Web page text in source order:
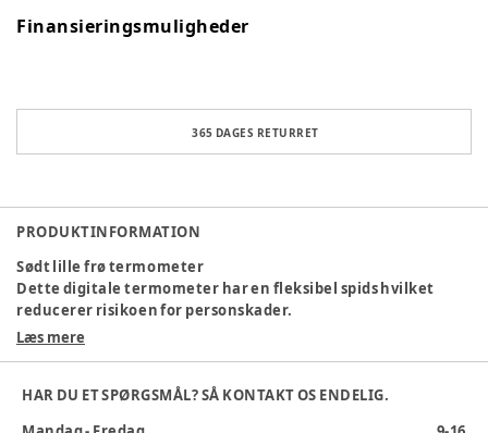
Finansieringsmuligheder
365 DAGES RETURRET
PRODUKTINFORMATION
Sødt lille frø termometer
Dette digitale termometer har en fleksibel spids hvilket
reducerer risikoen for personskader.
Den har en feber alarm fra 37,5 ° C og et stort og letlæseligt
ved afsluttet måling.
Læs mere
HAR DU ET SPØRGSMÅL? SÅ KONTAKT OS ENDELIG.